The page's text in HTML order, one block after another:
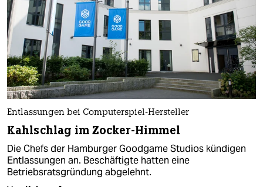
Entlassungen bei Computerspiel-Hersteller
Kahlschlag im Zocker-Himmel
Die Chefs der Hamburger Goodgame Studios kündigen
Entlassungen an. Beschäftigte hatten eine
Betriebsratsgründung abgelehnt.